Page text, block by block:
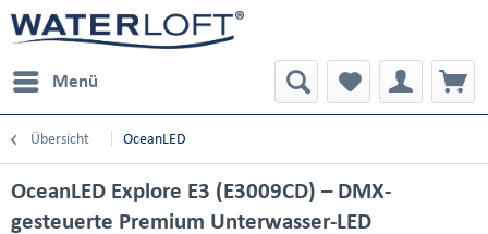
Menü
Übersicht OceanLED
OceanLED Explore E3 (E3009CD) – DMX-
gesteuerte Premium Unterwasser-LED